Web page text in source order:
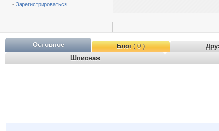
- Зарегистрироваться
Основное Блог( 0 )
Шпионаж